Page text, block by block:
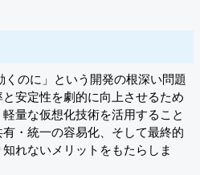
のに」という開発の根深い問題
安定性を劇的に向上させるため
量な仮想化技術を活用すること
・統一の容易化、そして最終的
れないメリットをもたらしま